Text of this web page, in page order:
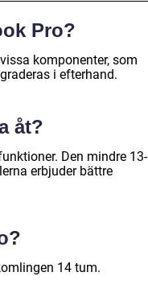
Pro?
komponenter, som
i efterhand.
åt?
Den mindre 13-
erbjuder bättre
14 tum.